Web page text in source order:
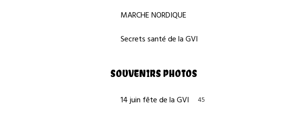
MARCHE NORDIQUE
Secrets santé de la GVI
SOUVENIRS PHOTOS
14 juin fête de la GVI 45